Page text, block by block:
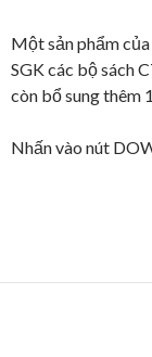
Một sản phẩm
SGK các bộ sách
còn bổ sung thêm
Nhấn vào nút